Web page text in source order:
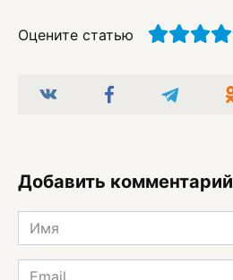
Оцените статью
Добавить комментарий
Имя
*
Email